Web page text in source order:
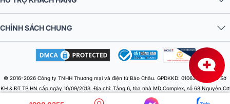
3. Euro A700 sở hữu công suất mạnh mẽ
Một trong những điểm nổi bật nhất của PARAMAX EURO A700
CHÍNH SÁCH CHUNG
© 2016-2026 Công ty TNHH Thương mại và điện tử Bảo Châu. GPDKKD: 0106303879 do Sở
KH & ĐT TP.HN cấp ngày 10/09/2013. Địa chỉ: Tầng 6, tòa nhà MD Complex, số 68 Nguyễn Cơ
Thạch, Phường Từ Liêm, Thành phố Hà Nội, Việt Nam. Điện thoại: 024 730 10 255. Email: